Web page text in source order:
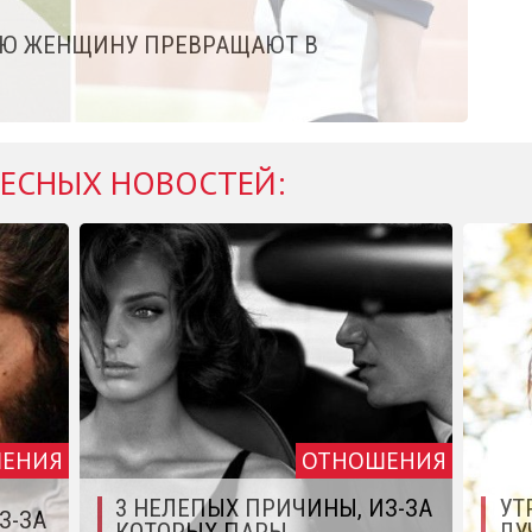
ЖЕНЩИНУ ПРЕВРАЩАЮТ В
НОВОСТЕЙ:
ЗА
ОТНОШЕНИЯ
3 НЕЛЕПЫХ ПРИЧИНЫ, ИЗ-ЗА